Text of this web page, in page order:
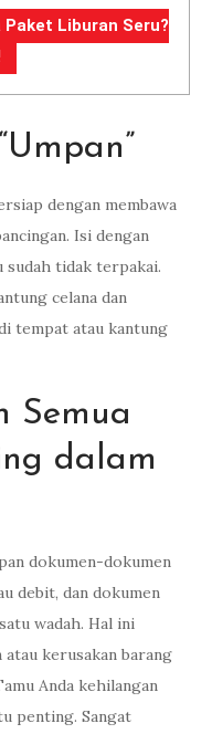
Liburan Seru?
dengan membawa
Isi dengan
tidak terpakai.
celana dan
tempat atau kantung
Semua
dalam
dokumen-dokumen
debit, dan dokumen
wadah. Hal ini
kerusakan barang
Anda kehilangan
penting. Sangat